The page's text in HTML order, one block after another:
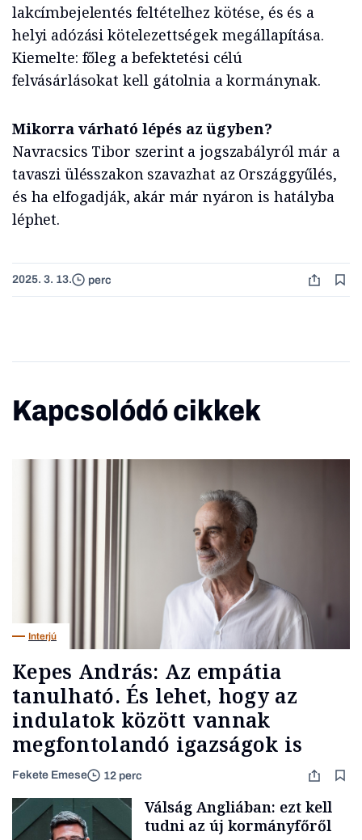
lakcímbejelentés feltételhez kötése, és és a
helyi adózási kötelezettségek megállapítása.
Kiemelte: főleg a befektetési célú
felvásárlásokat kell gátolnia a kormánynak.
Mikorra várható lépés az ügyben?
Navracsics Tibor szerint a jogszabályról már a
tavaszi ülésszakon szavazhat az Országgyűlés,
és ha elfogadják, akár már nyáron is hatályba
léphet.
2025. 3. 13. perc
Kapcsolódó cikkek
Interjú
Kepes András: Az empátia
tanulható. És lehet, hogy az
indulatok között vannak
megfontolandó igazságok is
Fekete Emese 12 perc
Válság Angliában: ezt kell
tudni az új kormányfőről